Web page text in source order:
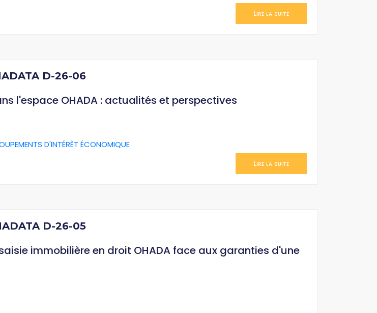
Lire la suite
D-26-06
l'espace OHADA : actualités et perspectives
D'INTÉRÊT ÉCONOMIQUE
Lire la suite
D-26-05
immobilière en droit OHADA face aux garanties d'une